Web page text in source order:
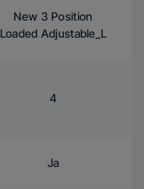
New 3 Position
Loaded Adjustable_L
4
Ja